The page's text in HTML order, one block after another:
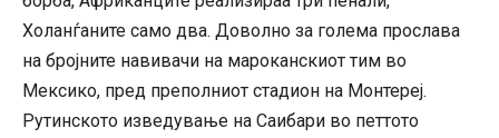
Холанѓаните само два. Доволно за голема прослава
на бројните навивачи на мароканскиот тим во
Мексико, пред преполниот стадион на Монтереј.
Рутинското изведување на Саибари во петтото